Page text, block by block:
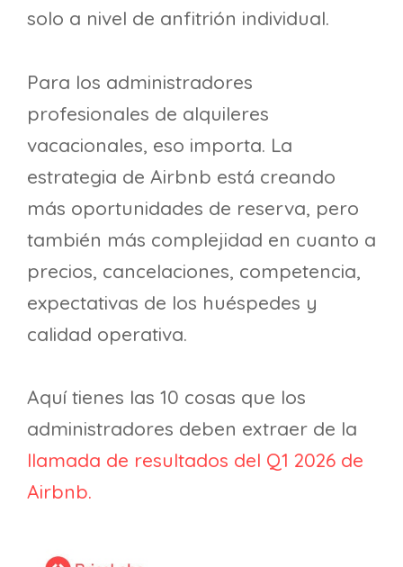
solo a nivel de anfitrión individual.
Para los administradores
profesionales de alquileres
vacacionales, eso importa. La
estrategia de Airbnb está creando
más oportunidades de reserva, pero
también más complejidad en cuanto a
precios, cancelaciones, competencia,
expectativas de los huéspedes y
calidad operativa.
Aquí tienes las 10 cosas que los
administradores deben extraer de la
llamada de resultados del Q1 2026 de
Airbnb.